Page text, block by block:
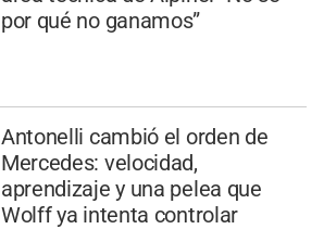
por qué no ganamos”
Antonelli cambió el orden de
Mercedes: velocidad,
aprendizaje y una pelea que
Wolff ya intenta controlar